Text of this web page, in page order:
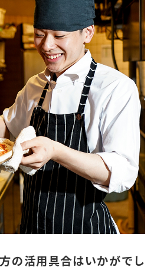
の活用具合はいかがでし